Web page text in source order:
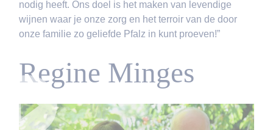
nodig heeft. Ons doel is het maken van levendige
wijnen waar je onze zorg en het terroir van de door
onze familie zo geliefde Pfalz in kunt proeven!”
Regine Minges